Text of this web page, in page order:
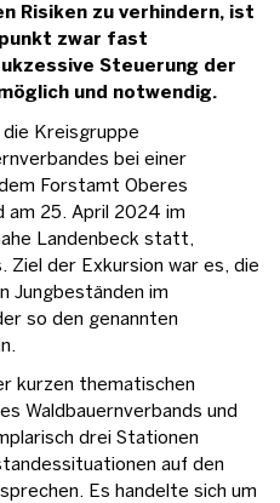
Risiken zu verhindern, ist
zwar fast
Steuerung der
und notwendig.
Kreisgruppe
bei einer
Forstamt Oberes
am 25. April 2024 im
Landenbeck statt,
Ziel der Exkursion war es, die
Jungbeständen im
so den genannten
kurzen thematischen
Waldbauernverbands und
drei Stationen
auf den
Es handelte sich um